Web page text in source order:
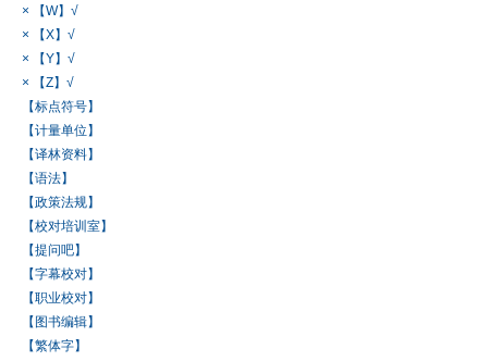
× 【W】√
× 【X】√
× 【Y】√
× 【Z】√
【标点符号】
【计量单位】
【译林资料】
【语法】
【政策法规】
【校对培训室】
【提问吧】
【字幕校对】
【职业校对】
【图书编辑】
【繁体字】